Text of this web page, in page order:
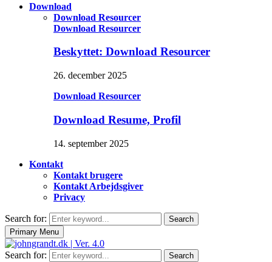
Download
Download Resourcer
Download Resourcer
Beskyttet: Download Resourcer
26. december 2025
Download Resourcer
Download Resume, Profil
14. september 2025
Kontakt
Kontakt brugere
Kontakt Arbejdsgiver
Privacy
Search for:
Search
Primary Menu
Search for: Search